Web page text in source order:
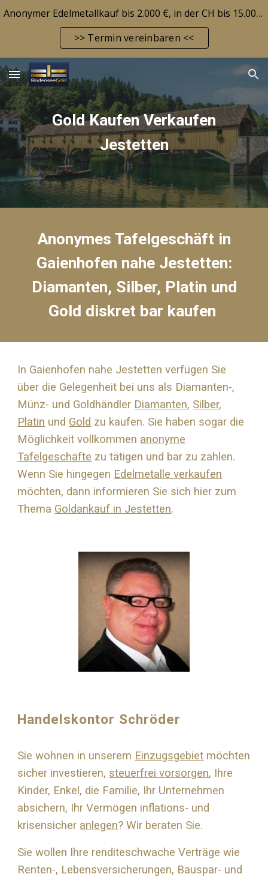
Skip to main content
Anonymer Edelmetallkauf bis 2.000 €, in der CH bis 15.000 CHF! Edelmetallbarrendepot möglich! Aktuelle Marktlage siehe FAQ-Seite!
>> Termin vereinbaren <<
Gold Kaufen Verkaufen
Jestetten
Anonymes Tafelgeschäft in
Gaienhofen nahe Jestetten:
Diamanten, Silber, Platin und
Gold diskret bar kaufen
In Gaienhofen nahe Jestetten verfügen Sie
über die Gelegenheit bei uns als Diamanten-,
Münz- und Goldhändler Diamanten, Silber,
Platin und Gold zu kaufen. Sie haben sogar die
Möglichkeit vollkommen anonyme
Tafelgeschäfte zu tätigen und bar zu zahlen.
Wenn Sie hingegen Edelmetalle verkaufen
möchten, dann informieren Sie sich hier zum
Thema Goldankauf in Jestetten.
Handelskontor Schröder
Sie wohnen in unserem Einzugsgebiet möchten
sicher investieren, steuerfrei vorsorgen, Ihre
Kinder, Enkel, die Familie, Ihr Unternehmen
absichern, Ihr Vermögen inflations- und
krisensicher anlegen? Wir beraten Sie.
Sie wollen Ihre renditeschwache Verträge wie
Renten-, Lebensversicherungen, Bauspar- und